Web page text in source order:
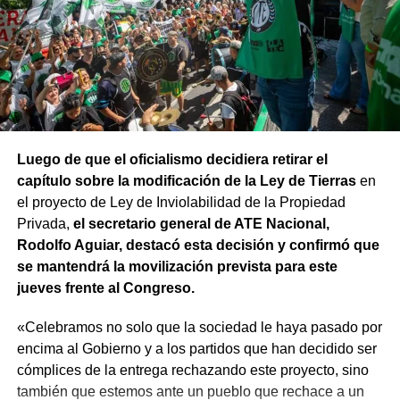
Luego de que el oficialismo decidiera retirar el
capítulo sobre la modificación de la Ley de Tierrasen
el proyecto de Ley de Inviolabilidad de la Propiedad
Privada, el secretario general de ATE Nacional,
Rodolfo Aguiar, destacó esta decisión y confirmó que
se mantendrá la movilización prevista para este
jueves frente al Congreso.
«Celebramos no solo que la sociedad le haya pasado por
encima al Gobierno y a los partidos que han decidido ser
cómplices de la entrega rechazando este proyecto, sino
también que estemos ante un pueblo que rechace a un